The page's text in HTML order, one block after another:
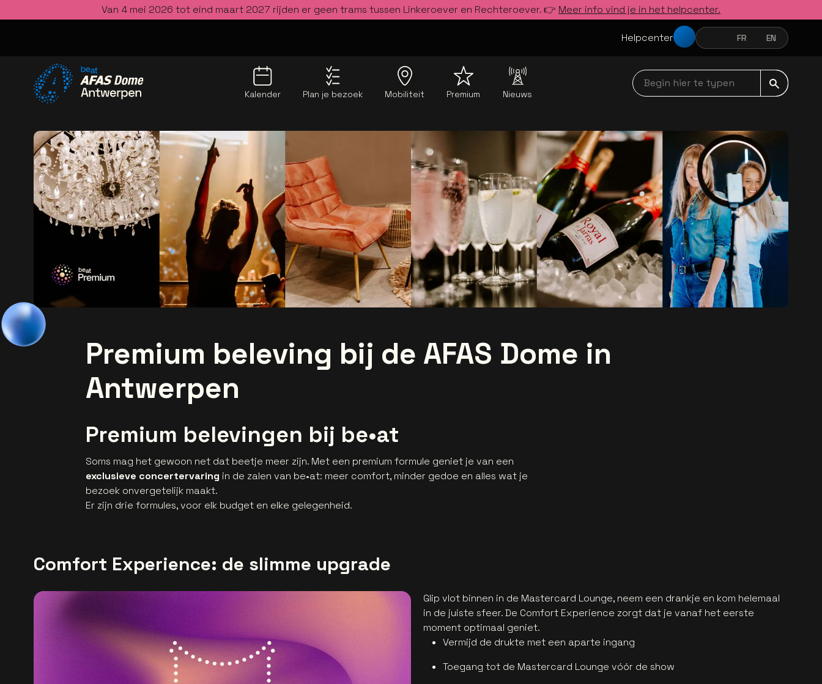
Van 4 mei 2026 tot eind maart 2027 rijden er geen trams tussen Linkeroever en Rechteroever. 👉 Meer info vind je in het helpcenter.
Helpcenter NEDERLANDSFRANÇAIS
FR ENGLISH
EN
Kalender Plan je bezoek Mobiliteit Premium Nieuws
Begin hier te typen navbar
Premium beleving bij de AFAS Dome in
Antwerpen
Premium belevingen bij be•at
Soms mag het gewoon net dat beetje meer zijn. Met een premium formule geniet je van een
exclusieve concertervaring in de zalen van be•at: meer comfort, minder gedoe en alles wat je
bezoek onvergetelijk maakt.
Er zijn drie formules, voor elk budget en elke gelegenheid.
Comfort Experience: de slimme upgrade
Glip vlot binnen in de Mastercard Lounge, neem een drankje en kom helemaal
in de juiste sfeer. De Comfort Experience zorgt dat je vanaf het eerste
moment optimaal geniet.
Vermijd de drukte met een aparte ingang
Toegang tot de Mastercard Lounge vóór de show